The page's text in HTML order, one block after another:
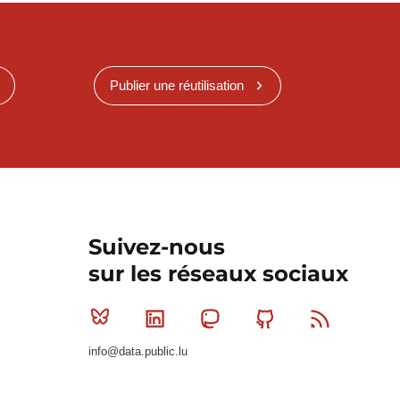
Publier une réutilisation
Suivez-nous
sur les réseaux sociaux
Bluesky Linkedin MastodonGithub
info@data.public.lu